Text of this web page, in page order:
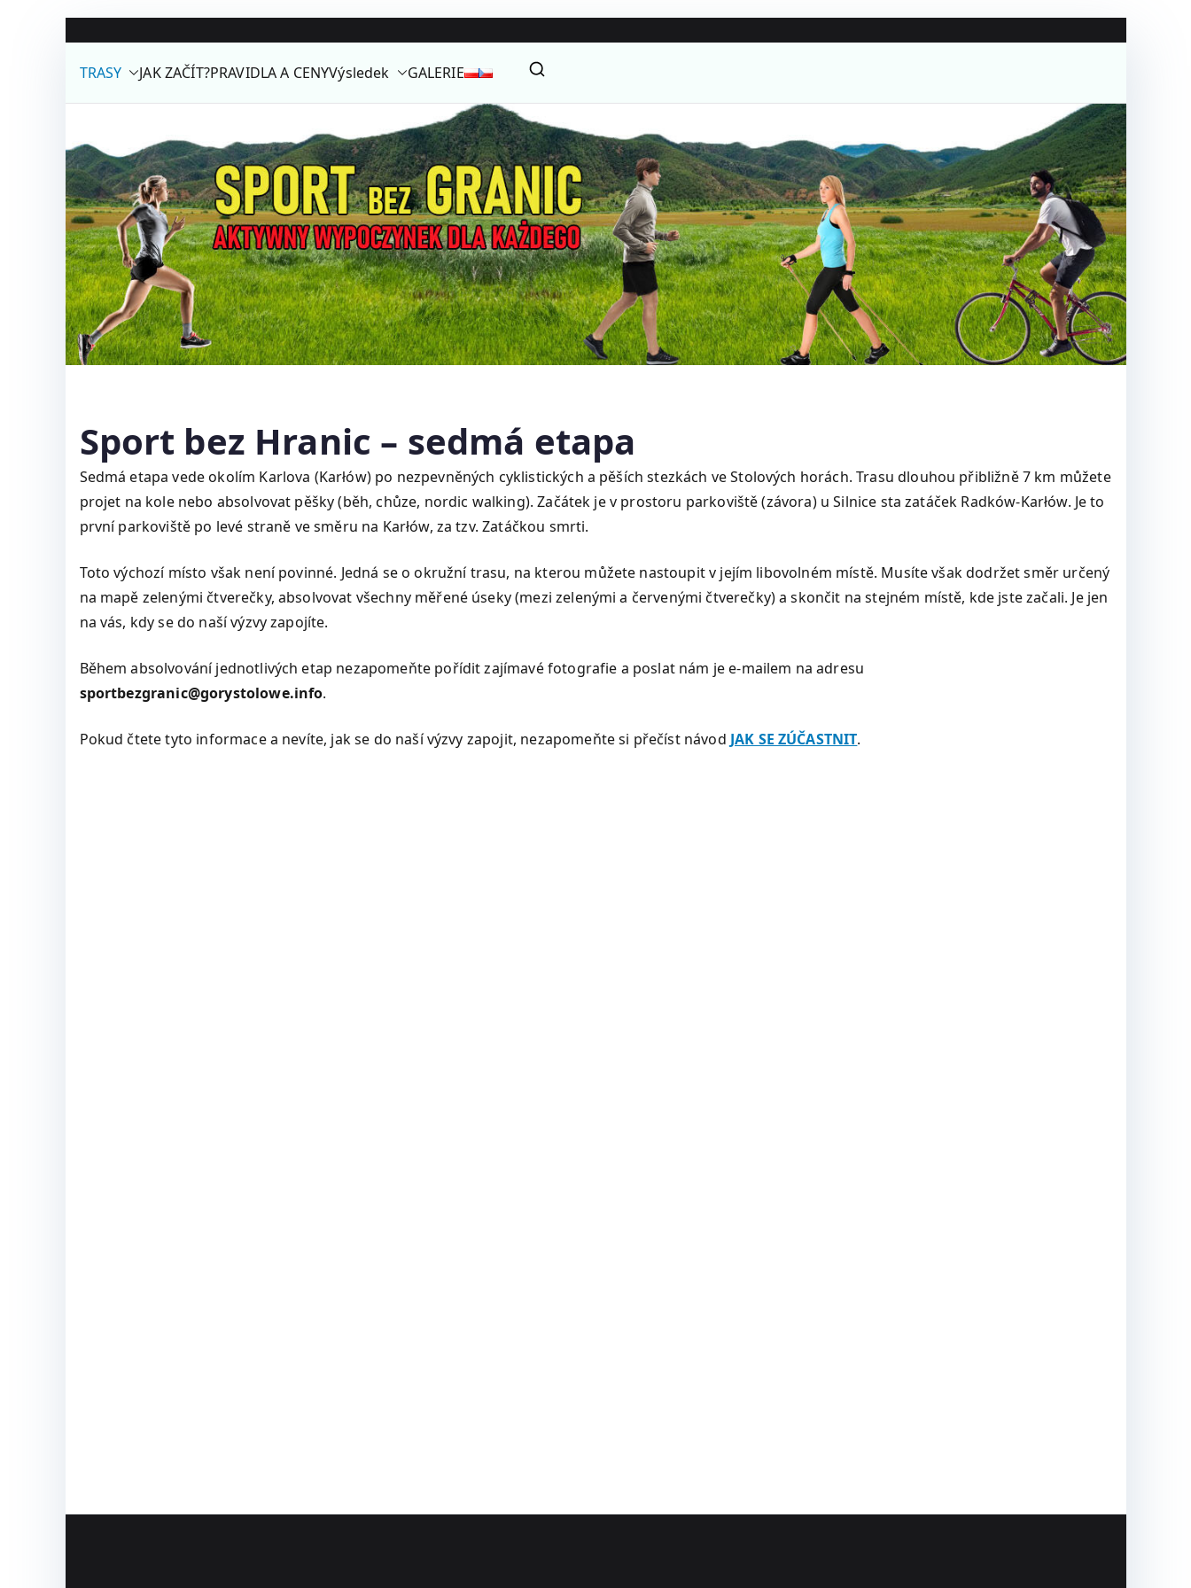
obsah
TRASY JAK ZAČÍT?PRAVIDLA A CENYVýsledek GALERIE
Sport bez Hranic – sedmá etapa
Sedmá etapa vede okolím Karlova (Karłów) po nezpevněných cyklistických a pěších stezkách ve Stolových horách. Trasu dlouhou přibližně 7 km můžete
projet na kole nebo absolvovat pěšky (běh, chůze, nordic walking). Začátek je v prostoru parkoviště (závora) u Silnice sta zatáček Radków-Karłów. Je to
první parkoviště po levé straně ve směru na Karłów, za tzv. Zatáčkou smrti.
Toto výchozí místo však není povinné. Jedná se o okružní trasu, na kterou můžete nastoupit v jejím libovolném místě. Musíte však dodržet směr určený
na mapě zelenými čtverečky, absolvovat všechny měřené úseky (mezi zelenými a červenými čtverečky) a skončit na stejném místě, kde jste začali. Je jen
na vás, kdy se do naší výzvy zapojíte.
Během absolvování jednotlivých etap nezapomeňte pořídit zajímavé fotografie a poslat nám je e-mailem na adresu
sportbezgranic@gorystolowe.info.
Pokud čtete tyto informace a nevíte, jak se do naší výzvy zapojit, nezapomeňte si přečíst návod JAK SE ZÚČASTNIT.